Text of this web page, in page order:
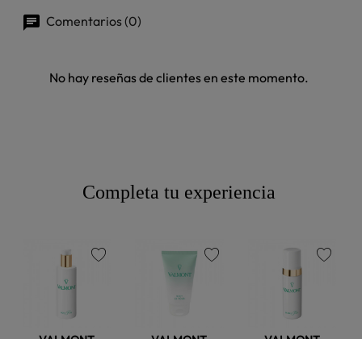
Comentarios (0)
No hay reseñas de clientes en este momento.
Completa tu experiencia